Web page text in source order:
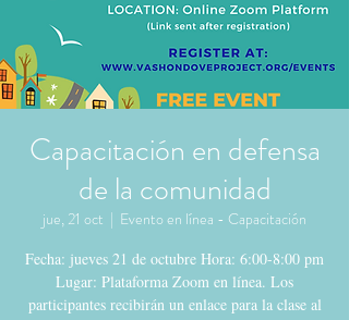
Capacitación en defensa
de la comunidad
jue, 21 oct
  |
Evento en línea - Capacitación
Fecha: jueves 21 de octubre Hora: 6:00-8:00 pm
Lugar: Plataforma Zoom en línea. Los
participantes recibirán un enlace para la clase al